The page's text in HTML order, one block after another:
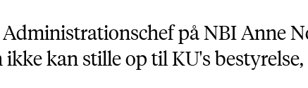
Administrationschef på NBI Anne
ikke kan stille op til KU's